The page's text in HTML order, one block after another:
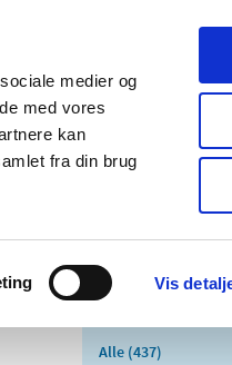
medier og
med vores
kan
fra din brug
Vis
Udgivelser
Medicinsk
Særlige
Alle (437)